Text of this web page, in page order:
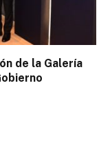
de la Galería